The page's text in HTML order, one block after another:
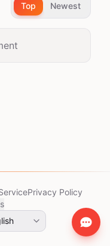
Top Newest
Privacy Policy